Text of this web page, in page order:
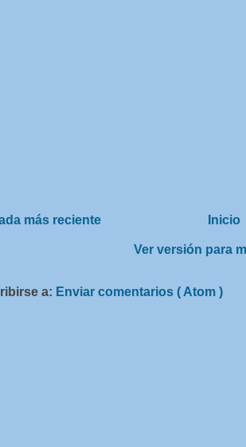
más reciente Inicio
Ver versión para
a: Enviar comentarios ( Atom )